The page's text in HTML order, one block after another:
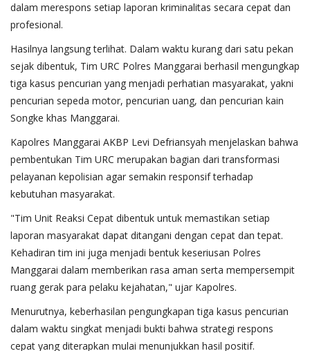
dalam merespons setiap laporan kriminalitas secara cepat dan
profesional.
Hasilnya langsung terlihat. Dalam waktu kurang dari satu pekan
sejak dibentuk, Tim URC Polres Manggarai berhasil mengungkap
tiga kasus pencurian yang menjadi perhatian masyarakat, yakni
pencurian sepeda motor, pencurian uang, dan pencurian kain
Songke khas Manggarai.
Kapolres Manggarai AKBP Levi Defriansyah menjelaskan bahwa
pembentukan Tim URC merupakan bagian dari transformasi
pelayanan kepolisian agar semakin responsif terhadap
kebutuhan masyarakat.
"Tim Unit Reaksi Cepat dibentuk untuk memastikan setiap
laporan masyarakat dapat ditangani dengan cepat dan tepat.
Kehadiran tim ini juga menjadi bentuk keseriusan Polres
Manggarai dalam memberikan rasa aman serta mempersempit
ruang gerak para pelaku kejahatan," ujar Kapolres.
Menurutnya, keberhasilan pengungkapan tiga kasus pencurian
dalam waktu singkat menjadi bukti bahwa strategi respons
cepat yang diterapkan mulai menunjukkan hasil positif.